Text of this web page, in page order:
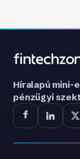
Híralapú mini-
pénzügyi